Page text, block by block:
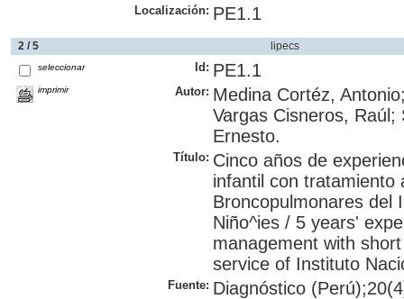
Localización: PE1.1
2 / 5 lipecs
seleccionar
imprimir
Id: PE1.1
Autor: Medina Cortéz,
Vargas Cisneros,
Ernesto.
Título: Cinco años de
infantil con tratamiento
Broncopulmonares del
Niño^ies / 5 years'
management with
service of Instituto
Fuente: Diagnóstico